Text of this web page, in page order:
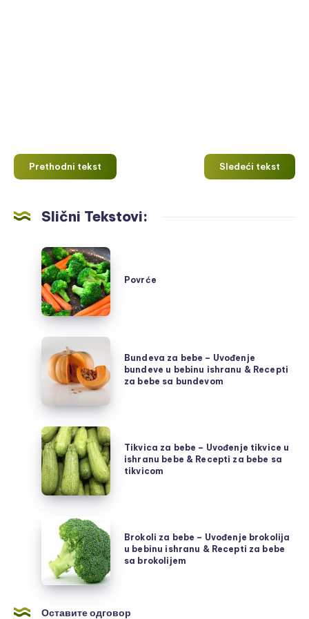
Prethodni tekst Sledeći tekst
Slični Tekstovi:
Povrće
Povrće
Bundeva
za
bebe
Uvođenje
bundeve
u
bebinu
ishranu
&
Recepti
bebe
sa
bundevom
Bundeva za bebe – Uvođenje
bundeve u bebinu ishranu & Recepti
za bebe sa bundevom
Tikvica
za
bebe
–
Uvođenje
tikvice
ishranu
bebe
&
Recepti
Tikvica za bebe – Uvođenje tikvice u
ishranu bebe & Recepti za bebe sa
tikvicom
Brokoli
bebe
Uvođenje
brokolija
Brokoli za bebe – Uvođenje brokolija
u bebinu ishranu & Recepti za bebe
sa brokolijem
Оставите одговор